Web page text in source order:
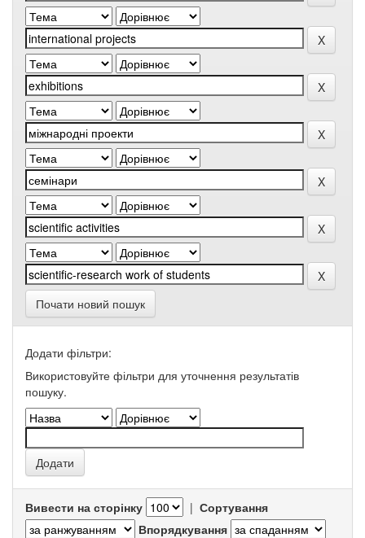
Почати новий пошук
Додати фільтри:
Використовуйте фільтри для уточнення результатів
пошуку.
Вивести на сторінку | Сортування
Впорядкування